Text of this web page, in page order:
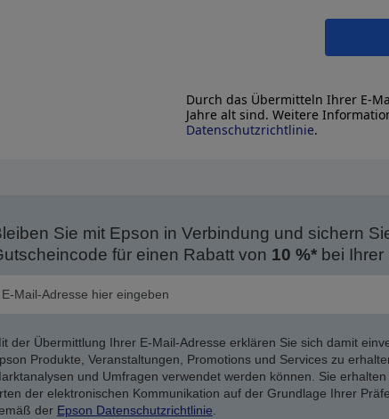
Durch das Übermitteln Ihrer E-
Jahre alt sind. Weitere
Datenschutzrichtlinie.
Sie mit Epson in Verbindung und sichern
für einen Rabatt von 10 %*bei Ihrer
der Übermittlung Ihrer E-Mail-Adresse erklären Sie sich damit
Produkte, Veranstaltungen, Promotions und Services zu
und Umfragen verwendet werden können. Sie
der elektronischen Kommunikation auf der Grundlage Ihrer
der Epson Datenschutzrichtlinie